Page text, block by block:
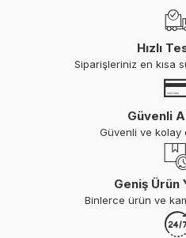
Hızlı
Siparişleriniz en kısa
Güvenli
Güvenli ve kolay
Geniş Ürün
Binlerce ürün ve